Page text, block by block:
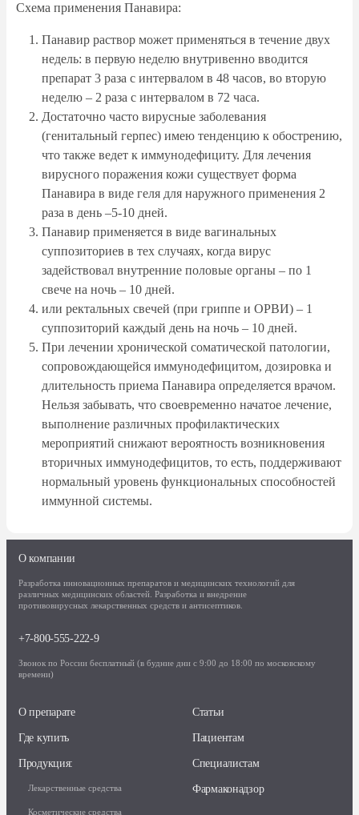
Схема применения Панавира:
Панавир раствор может применяться в течение двух
недель: в первую неделю внутривенно вводится
препарат 3 раза с интервалом в 48 часов, во вторую
неделю – 2 раза с интервалом в 72 часа.
Достаточно часто вирусные заболевания
(генитальный герпес) имею тенденцию к обострению,
что также ведет к иммунодефициту. Для лечения
вирусного поражения кожи существует форма
Панавира в виде геля для наружного применения 2
раза в день –5-10 дней.
Панавир применяется в виде вагинальных
суппозиториев в тех случаях, когда вирус
задействовал внутренние половые органы – по 1
свече на ночь – 10 дней.
или ректальных свечей (при гриппе и ОРВИ) – 1
суппозиторий каждый день на ночь – 10 дней.
При лечении хронической соматической патологии,
сопровождающейся иммунодефицитом, дозировка и
длительность приема Панавира определяется врачом.
Нельзя забывать, что своевременно начатое лечение,
выполнение различных профилактических
мероприятий снижают вероятность возникновения
вторичных иммунодефицитов, то есть, поддерживают
нормальный уровень функциональных способностей
иммунной системы.
О компании
Разработка инновационных препаратов и медицинских технологий для
различных медицинских областей. Разработка и внедрение
противовирусных лекарственных средств и антисептиков.
+7-800-555-222-9
Звонок по России бесплатный (в будние дни с 9:00 до 18:00 по московскому
времени)
О препарате
Где купить
Продукция:
Лекарственные средства
Косметические средства
Статьи
Пациентам
Специалистам
Фармаконадзор